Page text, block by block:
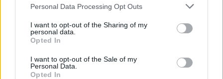
Personal Data Processing Opt Outs
I want to opt-out of the Sharing of my
personal data.
Opted In
I want to opt-out of the Sale of my
Personal Data.
Opted In
WROCŁAWSKA